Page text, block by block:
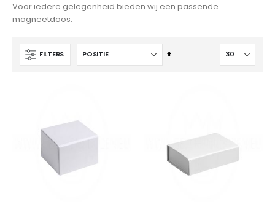
Voor iedere gelegenheid bieden wij een passende
magneetdoos.
FILTERS
Van